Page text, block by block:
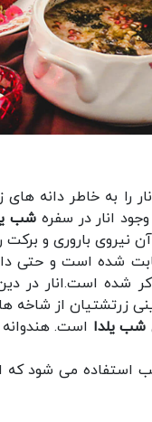
را به خاطر دانه
انار در سفرهشب
باروری و برکت
شده است و حتی
شده است.انار در
زرتشتیان از شاخه
شب یلدا است.
می شود که از